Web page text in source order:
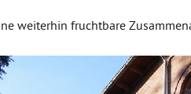
weiterhin fruchtbare